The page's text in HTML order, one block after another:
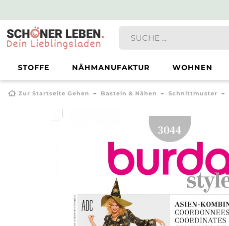
STOFFE NÄHMANUFAKTUR WOHNEN
Zur Startseite Gehen Basteln & Nähen Schnittmuster